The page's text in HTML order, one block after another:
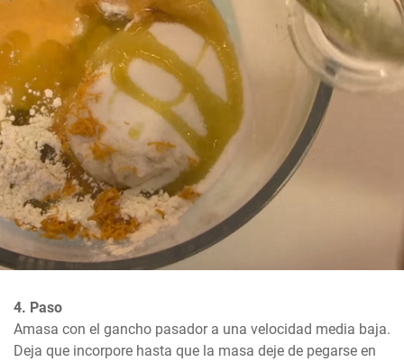
4. Paso
Amasa con el gancho pasador a una velocidad media baja.
Deja que incorpore hasta que la masa deje de pegarse en